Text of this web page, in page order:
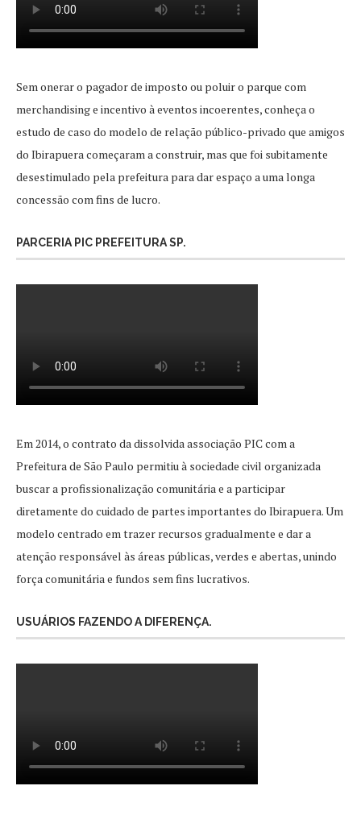
Sem onerar o pagador de imposto ou poluir o parque com
merchandising e incentivo à eventos incoerentes, conheça o
estudo de caso do modelo de relação público-privado que amigos
do Ibirapuera começaram a construir, mas que foi subitamente
desestimulado pela prefeitura para dar espaço a uma longa
concessão com fins de lucro.
PARCERIA PIC PREFEITURA SP.
Em 2014, o contrato da dissolvida associação PIC com a
Prefeitura de São Paulo permitiu à sociedade civil organizada
buscar a profissionalização comunitária e a participar
diretamente do cuidado de partes importantes do Ibirapuera. Um
modelo centrado em trazer recursos gradualmente e dar a
atenção responsável às áreas públicas, verdes e abertas, unindo
força comunitária e fundos sem fins lucrativos.
USUÁRIOS FAZENDO A DIFERENÇA.